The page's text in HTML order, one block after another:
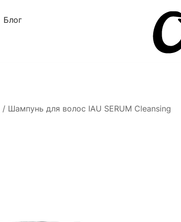
Блог
/ Шампунь для волос IAU SERUM Cleansing